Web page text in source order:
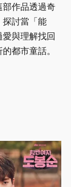
部作品透過奇
探討當「能
與理解找回
都市童話。